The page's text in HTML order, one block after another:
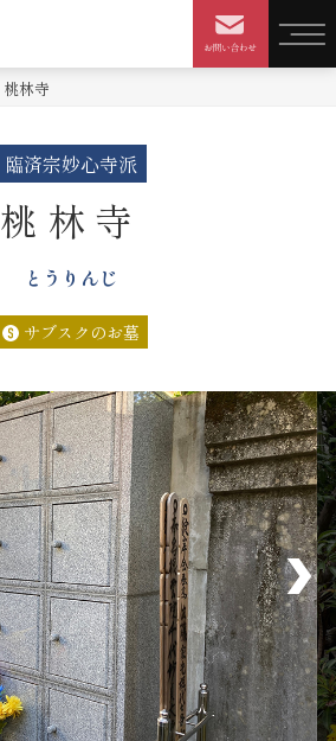
桃林寺
臨済宗妙心寺派
桃林寺
とうりんじ
サブスクのお墓